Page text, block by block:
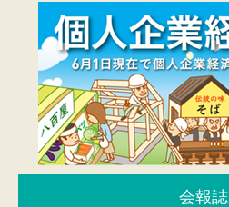
会報誌